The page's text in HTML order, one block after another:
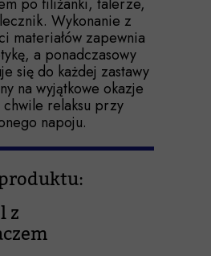
produktu:
z
Wykonanie z
materiałów zapewnia
a ponadczasowy
się do każdej zastawy
na wyjątkowe okazje
relaksu przy
napoju.